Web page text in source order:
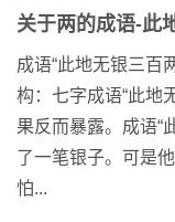
关于两的成语-此
成语“此地无银三百
构：七字成语“此地
果反而暴露。成语“
了一笔银子。可是
怕...